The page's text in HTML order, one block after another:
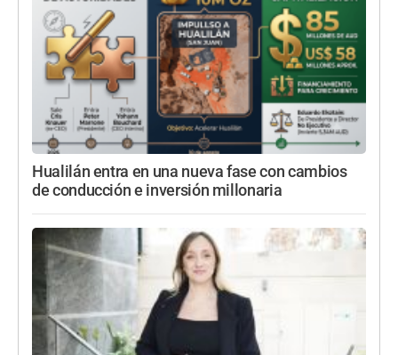
Hualilán entra en una nueva fase con cambios
de conducción e inversión millonaria